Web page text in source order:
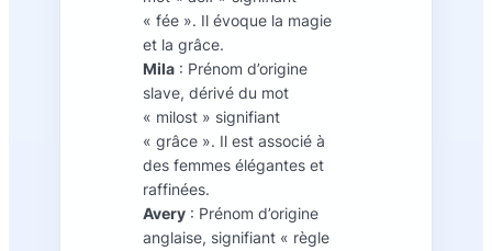
« fée ». Il évoque la magie
et la grâce.
Mila: Prénom d’origine
slave, dérivé du mot
« milost » signifiant
« grâce ». Il est associé à
des femmes élégantes et
raffinées.
Avery: Prénom d’origine
anglaise, signifiant « règle